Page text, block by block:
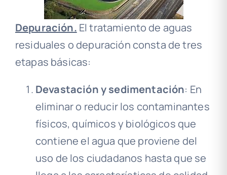
Depuración. El tratamiento de aguas
residuales o depuración consta de tres
etapas básicas:
Devastación y sedimentación: En
eliminar o reducir los contaminantes
físicos, químicos y biológicos que
contiene el agua que proviene del
uso de los ciudadanos hasta que se